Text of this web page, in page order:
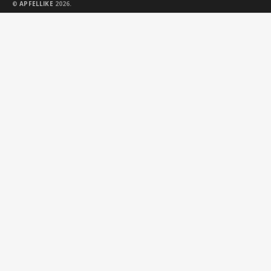
©APFELLIKE 2026.